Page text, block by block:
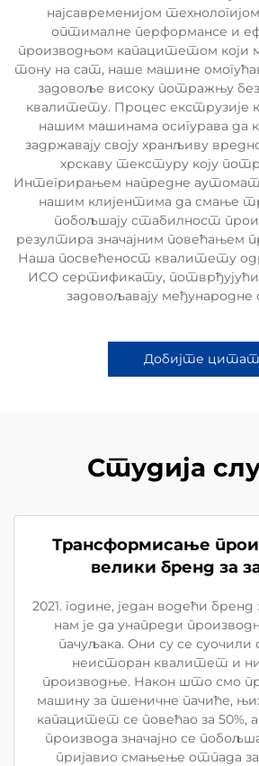
најсавременијом
оптималне перформансе и
производњом капацитетом који
тону на сат, наше машине
задовоље високу потражњу
квалитету. Процес екструзије
нашим машинама осигурава да
задржавају своју хранљиву
хрскаву текстуру коју
Интегрирањем напредне
нашим клијентима да смање
побољшају стабилност
резултира значајним повећањем
Наша посвећеност квалитету
ИСО сертификату,
задовољавају
Добијте цитат
Студија
Трансформисање
велики бренд за
2021. године, један водећи
нам је да унапреди
пачуљака. Они су се суочили
неисторан квалитет и
производње. Након што смо
машину за пшеничне пачиће,
капацитет се повећао за 50%,
производа значајно се
пријавио смањење отпада